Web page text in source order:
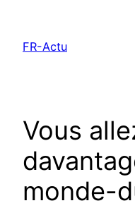
contenu
FR-Actu
Vous
monde-